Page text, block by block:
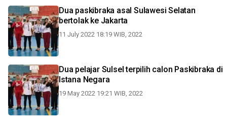
Dua paskibraka asal Sulawesi Selatan
bertolak ke Jakarta
11 July 2022 18:19 WIB, 2022
Dua pelajar Sulsel terpilih calon Paskibraka di
Istana Negara
19 May 2022 19:21 WIB, 2022